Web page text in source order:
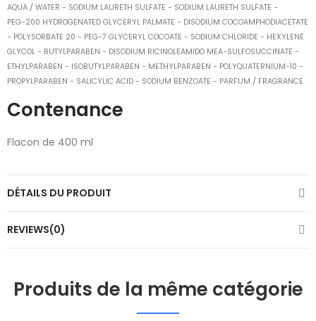
AQUA / WATER − SODIUM LAURETH SULFATE − SODIUM LAURETH SULFATE −
PEG−200 HYDROGENATED GLYCERYL PALMATE − DISODIUM COCOAMPHODIACETATE
− POLYSORBATE 20 − PEG−7 GLYCERYL COCOATE − SODIUM CHLORIDE − HEXYLENE
GLYCOL − BUTYLPARABEN − DISODIUM RICINOLEAMIDO MEA−SULFOSUCCINATE −
ETHYLPARABEN − ISOBUTYLPARABEN − METHYLPARABEN − POLYQUATERNIUM−10 −
PROPYLPARABEN − SALICYLIC ACID − SODIUM BENZOATE − PARFUM / FRAGRANCE.
Contenance
Flacon de 400 ml
DÉTAILS DU PRODUIT
REVIEWS(0)
Produits de la même catégorie